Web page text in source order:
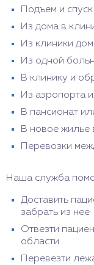
Подъем и
Из дома в
Из клиники
Из одной
В клинику и
Из аэропорта
В пансионат
В новое жилье
Перевозки
Наша служба
Доставить
забрать из нее
Отвезти
области
Перевезти